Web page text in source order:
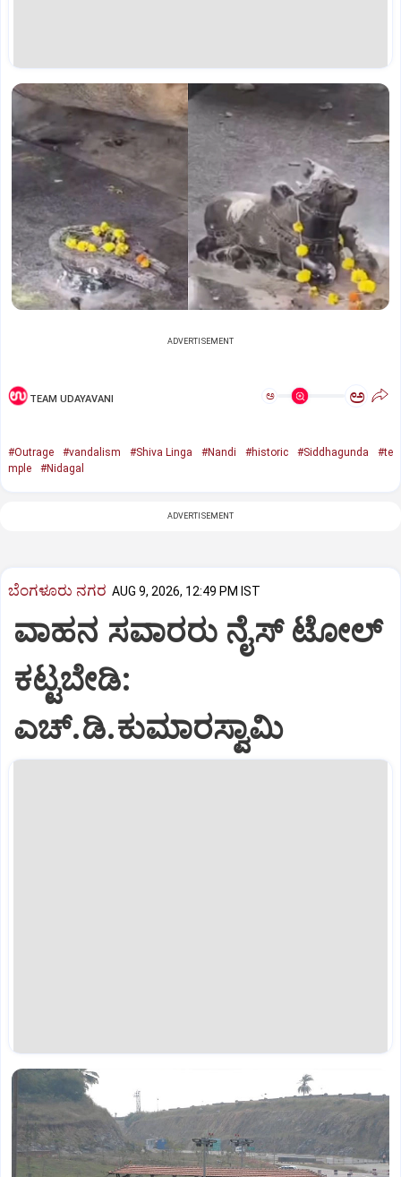
ADVERTISEMENT
TEAM UDAYAVANI ಅ ಅ
#Outrage #vandalism #Shiva Linga #Nandi #historic #Siddhagunda
#te
mple
#Nidagal
ADVERTISEMENT
ಬೆಂಗಳೂರು ನಗರ AUG 9, 2026, 12:49 PM IST
ವಾಹನ ಸವಾರರು ನೈಸ್‌ ಟೋಲ್‌
ಕಟ್ಟಬೇಡಿ:
ಎಚ್‌.ಡಿ.ಕುಮಾರಸ್ವಾಮಿ